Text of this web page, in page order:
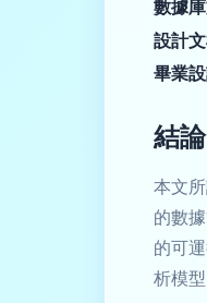
數據
設計
畢業
結論
本文
的數
的可
析模